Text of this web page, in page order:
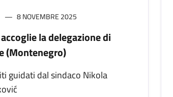
8 NOVEMBRE 2025
la delegazione di
(Montenegro)
guidati dal sindaco Nikola